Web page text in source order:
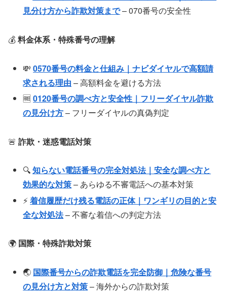
見分け方から詐欺対策まで– 070番号の安全性
💰料金体系・特殊番号の理解
💸0570番号の料金と仕組み｜ナビダイヤルで高額請
求される理由 – 高額料金を避ける方法
🆓0120番号の調べ方と安全性｜フリーダイヤル詐欺
の見分け方– フリーダイヤルの真偽判定
🚨 詐欺・迷惑電話対策
🔍知らない電話番号の完全対処法｜安全な調べ方と
効果的な対策– あらゆる不審電話への基本対策
⚡着信履歴だけ残る電話の正体｜ワンギリの目的と安
全な対処法– 不審な着信への判定方法
🌍 国際・特殊詐欺対策
🌏 国際番号からの詐欺電話を完全防御｜危険な番号
の見分け方と対策– 海外からの詐欺対策